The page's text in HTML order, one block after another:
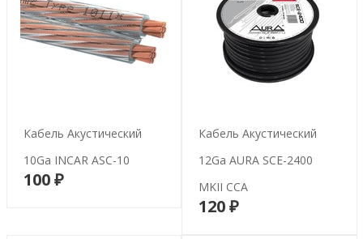
Кабель Акустический
10Ga INCAR ASC-10
100 ₽В корзину
Кабель Акустический
12Ga AURA SCE-2400
MKII CCA
120 ₽В корзину